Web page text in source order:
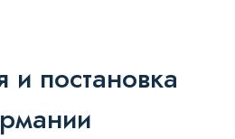
и постановка